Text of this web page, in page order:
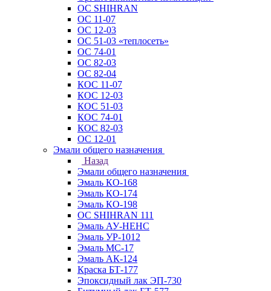
ОС SHIHRAN
ОС 11-07
ОС 12-03
ОС 51-03 «теплосеть»
ОС 74-01
ОС 82-03
ОС 82-04
КОС 11-07
КОС 12-03
КОС 51-03
КОС 74-01
КОС 82-03
ОС 12-01
Эмали общего назначения
Назад
Эмали общего назначения
Эмаль КО-168
Эмаль КО-174
Эмаль КО-198
ОС SHIHRAN 111
Эмаль АУ-НЕНС
Эмаль УР-1012
Эмаль МС-17
Эмаль АК-124
Краска БТ-177
Эпоксидный лак ЭП-730